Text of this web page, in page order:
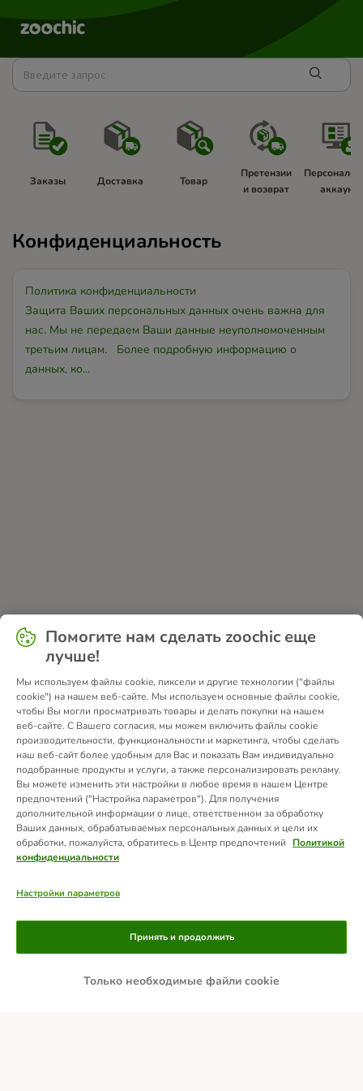
Заказы Доставка Товар
Претензии
и возврат
аккаунт
Конфиденциальность
Политика конфиденциальности
Защита Ваших персональных данных очень важна для
нас. Мы не передаем Ваши данные неуполномоченным
третьим лицам. Более подробную информацию о
данных, ко...
Способы оплаты
ПРЕДОПЛАТА
Помогите нам сделать zoochic еще
лучше!
Мы используем файлы cookie, пиксели и другие технологии ("файлы
cookie") на нашем веб-сайте. Мы используем основные файлы cookie,
чтобы Вы могли просматривать товары и делать покупки на нашем
веб-сайте. С Вашего согласия, мы можем включить файлы cookie
производительности, функциональности и маркетинга, чтобы сделать
наш веб-сайт более удобным для Вас и показать Вам индивидуально
подобранные продукты и услуги, а также персонализировать рекламу.
Вы можете изменить эти настройки в любое время в нашем Центре
предпочтений ("Настройка параметров"). Для получения
дополнительной информации о лице, ответственном за обработку
Ваших данных, обрабатываемых персональных данных и цели их
обработки, пожалуйста, обратитесь в Центр предпочтений
Политикой
конфиденциальности
Настройки параметров
Только необходимые файли cookie
Принять и продолжить